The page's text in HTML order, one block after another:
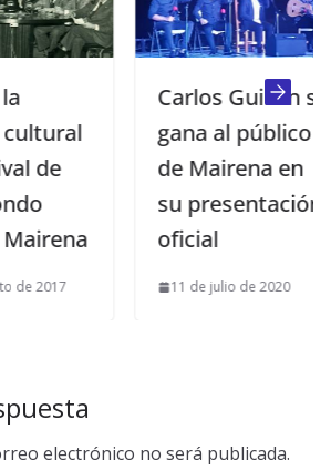
Carlos Guillén se
gana al público
de Mairena en
su presentación
oficial
11 de julio de 2020
electrónico no será publicada.